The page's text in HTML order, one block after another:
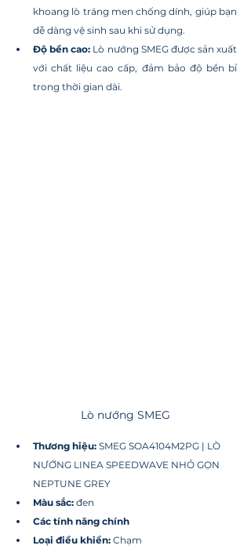
khoang lò tráng men chống dính, giúp bạn
dễ dàng vệ sinh sau khi sử dụng.
Độ bền cao: Lò nướng SMEG được sản xuất
với chất liệu cao cấp, đảm bảo độ bền bỉ
trong thời gian dài.
Lò nướng SMEG
Thương hiệu: SMEG SOA4104M2PG | LÒ
NƯỚNG LINEA SPEEDWAVE NHỎ GỌN
NEPTUNE GREY
Màu sắc: đen
Các tính năng chính
Loại điều khiển: Chạm